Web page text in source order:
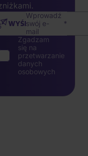
Wprowadź
swój e-
mail
WYŚLIJ
Zgadzam
się na
przetwarzanie
danych
osobowych